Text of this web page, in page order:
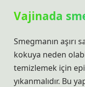
Vajinada
Smegmanın aşırı
kokuya neden
temizlemek için
yıkanmalıdır. Bu